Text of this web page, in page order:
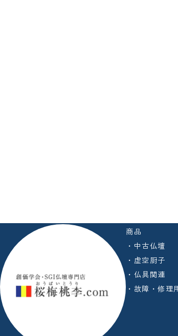
商品
・中古仏壇
・虚空厨子
・仏具関連
・故障・修理